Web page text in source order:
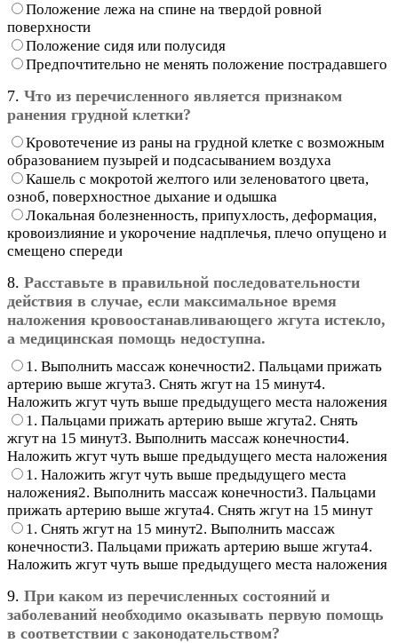
Положение лежа на спине на твердой ровной
поверхности
Положение сидя или полусидя
Предпочтительно не менять положение пострадавшего
7. Что из перечисленного является признаком
ранения грудной клетки?
Кровотечение из раны на грудной клетке с возможным
образованием пузырей и подсасыванием воздуха
Кашель с мокротой желтого или зеленоватого цвета,
озноб, поверхностное дыхание и одышка
Локальная болезненность, припухлость, деформация,
кровоизлияние и укорочение надплечья, плечо опущено и
смещено спереди
8. Расставьте в правильной последовательности
действия в случае, если максимальное время
наложения кровоостанавливающего жгута истекло,
а медицинская помощь недоступна.
1. Выполнить массаж конечности2. Пальцами прижать
артерию выше жгута3. Снять жгут на 15 минут4.
Наложить жгут чуть выше предыдущего места наложения
1. Пальцами прижать артерию выше жгута2. Снять
жгут на 15 минут3. Выполнить массаж конечности4.
Наложить жгут чуть выше предыдущего места наложения
1. Наложить жгут чуть выше предыдущего места
наложения2. Выполнить массаж конечности3. Пальцами
прижать артерию выше жгута4. Снять жгут на 15 минут
1. Снять жгут на 15 минут2. Выполнить массаж
конечности3. Пальцами прижать артерию выше жгута4.
Наложить жгут чуть выше предыдущего места наложения
9. При каком из перечисленных состояний и
заболеваний необходимо оказывать первую помощь
в соответствии с законодательством?